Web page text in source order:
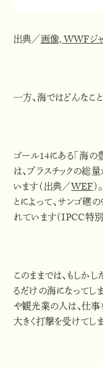
出典／画像, WWFジ
一方、海ではどんなこ
ゴール14にある「海の
は、プラスチックの総
います（出典／WEF
とによって、サンゴ礁
れています（IPCC特
このままでは、もしか
るだけの海になってし
や観光業の人は、仕事
大きく打撃を受けてし